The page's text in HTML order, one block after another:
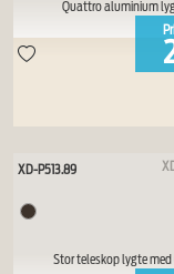
Quattro aluminium
XD-P513.89
Stor teleskop lygte med